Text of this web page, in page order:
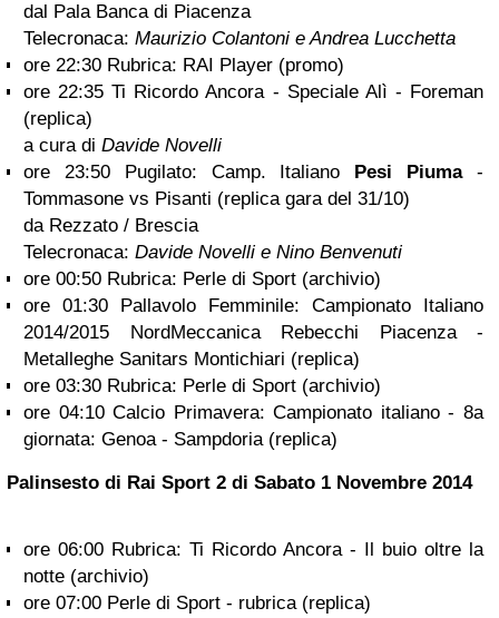
dal Pala Banca di Piacenza
Telecronaca: Maurizio Colantoni e Andrea Lucchetta
ore 22:30 Rubrica: RAI Player (promo)
ore 22:35 Ti Ricordo Ancora - Speciale Alì - Foreman
(replica)
a cura di Davide Novelli
ore 23:50 Pugilato: Camp. Italiano Pesi Piuma-
Tommasone vs Pisanti (replica gara del 31/10)
da Rezzato / Brescia
Telecronaca: Davide Novelli e Nino Benvenuti
ore 00:50 Rubrica: Perle di Sport (archivio)
ore 01:30 Pallavolo Femminile: Campionato Italiano
2014/2015 NordMeccanica Rebecchi Piacenza -
Metalleghe Sanitars Montichiari (replica)
ore 03:30 Rubrica: Perle di Sport (archivio)
ore 04:10 Calcio Primavera: Campionato italiano - 8a
giornata: Genoa - Sampdoria (replica)
Palinsesto di Rai Sport 2 di Sabato 1 Novembre 2014
ore 06:00 Rubrica: Ti Ricordo Ancora - Il buio oltre la
notte (archivio)
ore 07:00 Perle di Sport - rubrica (replica)